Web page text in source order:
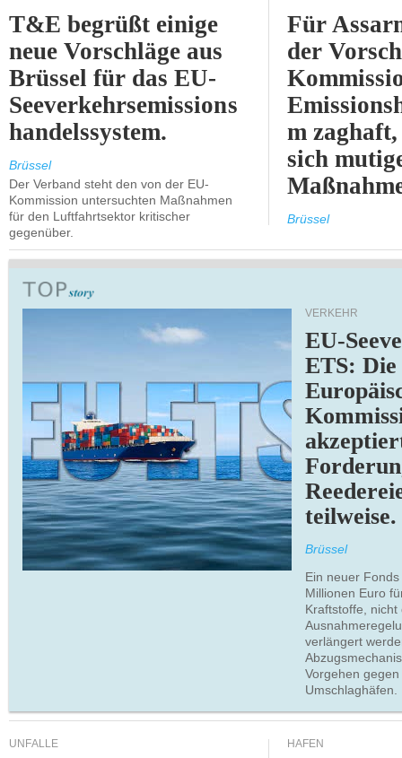
T&E begrüßt einige
neue Vorschläge aus
Brüssel für das EU-
Seeverkehrsemissions
handelssystem.
Brüssel
Der Verband steht den von der EU-
Kommission untersuchten Maßnahmen
für den Luftfahrtsektor kritischer
gegenüber.
Für
der
m
sich
Brüssel
VERKEHR
EU-
ETS: Die
teilweise.
Brüssel
Ein neuer
Millionen Euro
Kraftstoffe, nicht
verlängert
Vorgehen
Umschlaghäfen.
UNFÄLLE HÄFEN